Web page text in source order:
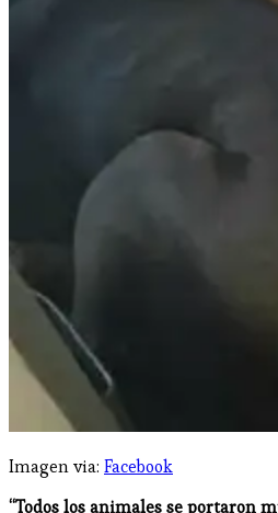
Imagen via: Facebook
“Todos los animales se portaron